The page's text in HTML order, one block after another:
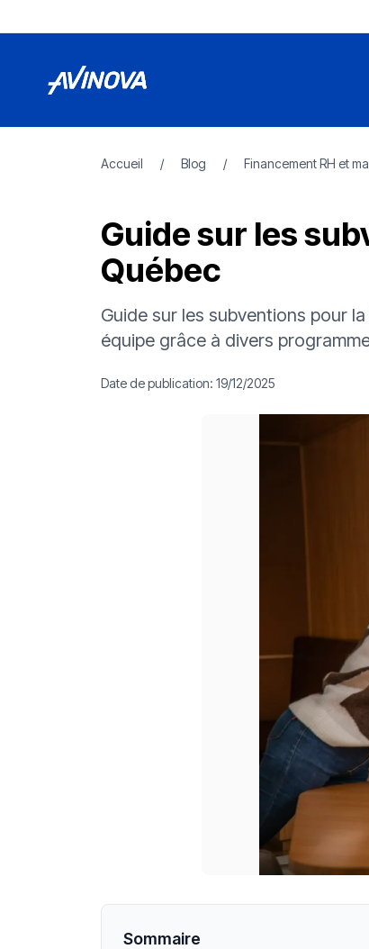
Accueil / Blog / Financement RH et
Guide sur les
Québec
Guide sur les subventions pour
équipe grâce à divers
Date de publication: 19/12/2025
Sommaire